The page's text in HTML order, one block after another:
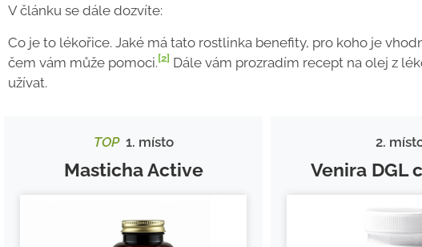
V článku se dále dozvíte:
Co je to lékořice. Jaké má tato rostlinka benefity, pro koho je
čem vám může pomoci. [2] Dále vám prozradím recept na olej z
užívat.
TOP1. místo
Masticha Active
2.
Venira DGL